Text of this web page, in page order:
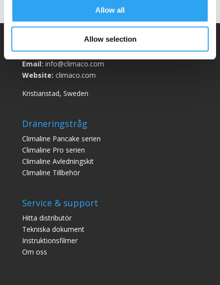
Allow all
Allow selection
Climaco Sweden AB
Email: info@climaco.com
Website: climaco.com
Kristianstad, Sweden
Dräneringstråg
Climaline Pancake serien
Climaline Pro serien
Climaline Avledningskit
Climaline Tillbehör
Service & support
Hitta distributör
Tekniska dokument
Instruktionsfilmer
Om oss